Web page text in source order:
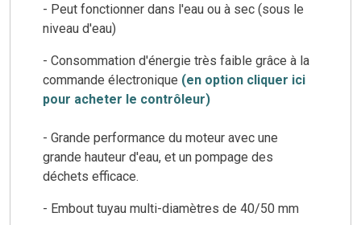
- Peut fonctionner dans l'eau ou à sec (sous le
niveau d'eau)
- Consommation d'énergie très faible grâce à la
commande électronique (en option cliquer ici
pour acheter le contrôleur)
- Grande performance du moteur avec une
grande hauteur d'eau, et un pompage des
déchets efficace.
- Embout tuyau multi-diamètres de 40/50 mm